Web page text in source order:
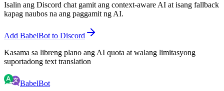
Isalin ang Discord chat gamit ang context-aware AI at isang fallback
kapag naubos na ang paggamit ng AI.
Add BabelBot to Discord
Kasama sa libreng plano ang AI quota at walang limitasyong
suportadong text translation
BabelBot